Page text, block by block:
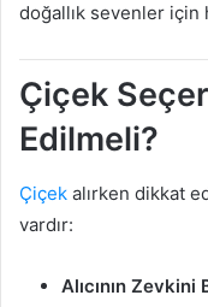
doğallık sevenler
Çiçek
Edilmeli?
Çiçek alırken dikkat
vardır:
Alıcının Zevkini